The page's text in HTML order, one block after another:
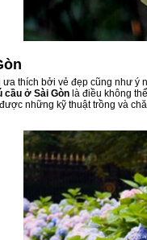
thích bởi vẻ đẹp cũng như ý
cầu ở Sài Gòn là điều không
những kỹ thuật trồng và